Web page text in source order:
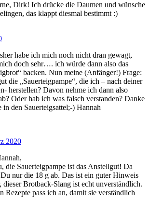
Dirk! Ich drücke die Daumen und wünsche
das klappt diesmal bestimmt :)
habe ich mich noch nicht dran gewagt,
doch sehr…. ich würde dann also das
backen. Nun meine (Anfänger!) Frage:
die „Sauerteigpampe“, die ich – nach deiner
herstellen? Davon nehme ich dann also
Oder hab ich was falsch verstanden? Danke
den Sauerteigsattel;-) Hannah
2020
die Sauerteigpampe ist das Anstellgut! Da
nur die 18 g ab. Das ist ein guter Hinweis
dieser Brotback-Slang ist echt unverständlich.
Rezepte pass ich an, damit sie verständlich